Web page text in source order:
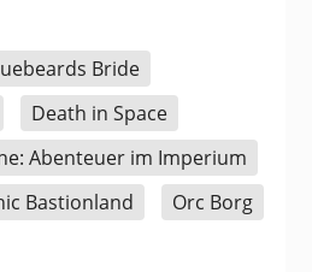
Bride
Death in Space
Abenteuer im Imperium
Bastionland
Orc Borg